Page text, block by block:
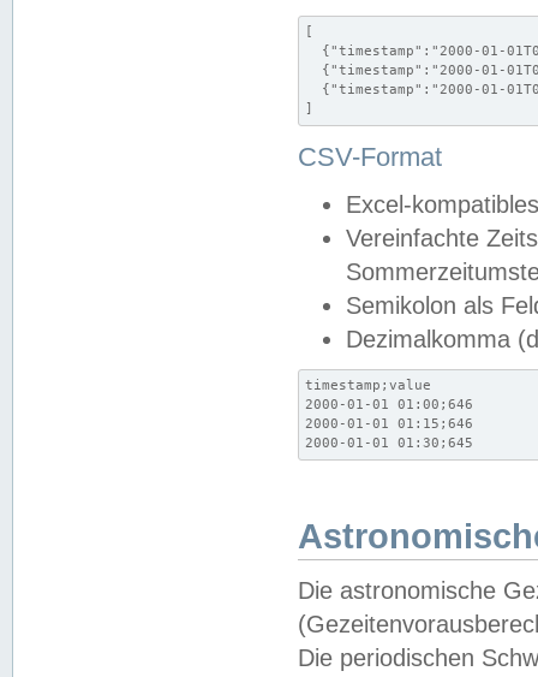
[
{"timestamp":"2000-01-
{"timestamp":"2000-01-
{"timestamp":"2000-01-
]
CSV-Format
Excel-
Vereinfachte
Semikolon als
Dezimalkomma
timestamp;value
2000-01-01 01:00;646
2000-01-01 01:15;646
2000-01-01 01:30;645
Die astronomische
Die periodischen